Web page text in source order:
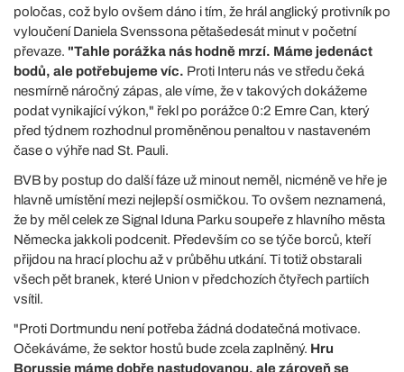
poločas, což bylo ovšem dáno i tím, že hrál anglický protivník po
vyloučení Daniela Svenssona pětašedesát minut v početní
převaze. "Tahle porážka nás hodně mrzí. Máme jedenáct
bodů, ale potřebujeme víc. Proti Interu nás ve středu čeká
nesmírně náročný zápas, ale víme, že v takových dokážeme
podat vynikající výkon," řekl po porážce 0:2 Emre Can, který
před týdnem rozhodnul proměněnou penaltou v nastaveném
čase o výhře nad St. Pauli.
BVB by postup do další fáze už minout neměl, nicméně ve hře je
hlavně umístění mezi nejlepší osmičkou. To ovšem neznamená,
že by měl celek ze Signal Iduna Parku soupeře z hlavního města
Německa jakkoli podcenit. Především co se týče borců, kteří
přijdou na hrací plochu až v průběhu utkání. Ti totiž obstarali
všech pět branek, které Union v předchozích čtyřech partiích
vsítil.
"Proti Dortmundu není potřeba žádná dodatečná motivace.
Očekáváme, že sektor hostů bude zcela zaplněný. Hru
Borussie máme dobře nastudovanou, ale zároveň se